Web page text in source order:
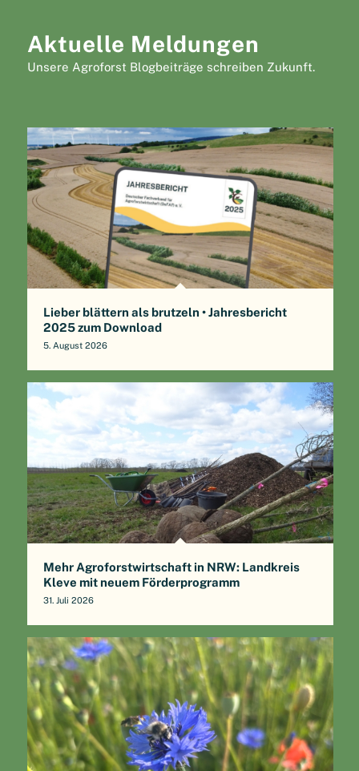
Aktuelle Meldungen
Unsere Agroforst Blogbeiträge schreiben Zukunft.
Lieber blättern als brutzeln • Jahresbericht
2025 zum Download
5. August 2026
Mehr Agroforstwirtschaft in NRW: Landkreis
Kleve mit neuem Förderprogramm
31. Juli 2026